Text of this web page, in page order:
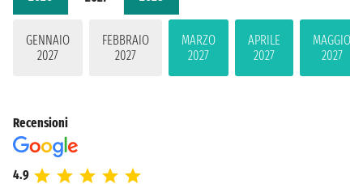
GENNAIO
2027
FEBBRAIO
2027
MARZO
2027
APRILE
2027
MAGGIO
2027
Recensioni
4.9